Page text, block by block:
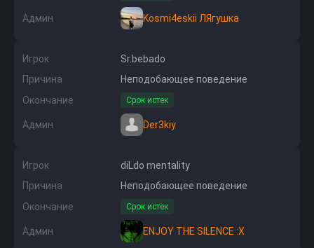
Админ Kosmi4eskii ЛЯгушка
Игрок
Sr.bebado
Причина
Неподобающее поведение
Окончание
Срок истек
Админ Der3kiy
Игрок
diLdo mentality
Причина
Неподобающее поведение
Окончание
Срок истек
Админ ENJOY THE SILENCE :X